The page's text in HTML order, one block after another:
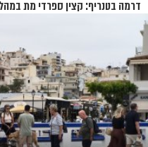
דרמה בטנריף: קצין ספרדי מת